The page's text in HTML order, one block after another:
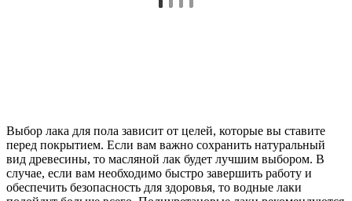
Выбор лака для пола зависит от целей, которые вы ставите
перед покрытием. Если вам важно сохранить натуральный
вид древесины, то масляной лак будет лучшим выбором. В
случае, если вам необходимо быстро завершить работу и
обеспечить безопасность для здоровья, то водные лаки